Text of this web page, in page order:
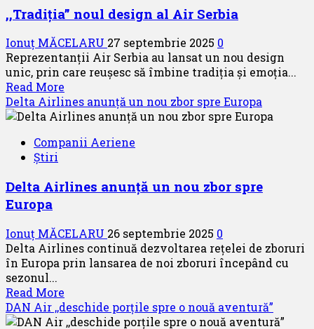
mări
de
aeronave
,,Tradiția” noul design al Air Serbia
Ionuț MĂCELARU 27 septembrie 2025 0
Reprezentanții Air Serbia au lansat un nou design
unic, prin care reușesc să îmbine tradiția și emoția...
Read More
more
about
noul
Air
Delta Airlines anunță un nou zbor spre Europa
Companii Aeriene
Știri
Delta Airlines anunță un nou zbor spre
Europa
Ionuț MĂCELARU 26 septembrie 2025 0
Delta Airlines continuă dezvoltarea rețelei de zboruri
în Europa prin lansarea de noi zboruri începând cu
sezonul...
Read More
more
about
DAN Air ,,deschide porțile spre o nouă aventură”